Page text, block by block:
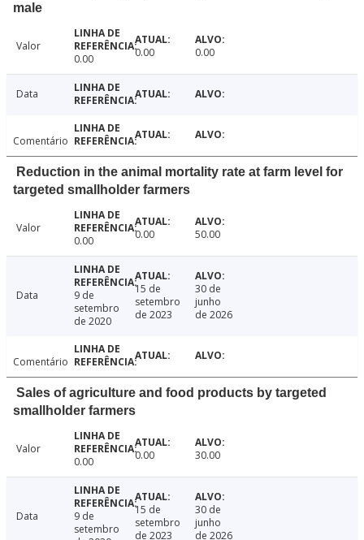
male
Valor
0.00
0.00 0.00
Data
Comentário
Reduction in the animal mortality rate at farm level for
targeted smallholder farmers
Valor
0.00
0.00 50.00
Data
9 de
setembro
de 2020
15 de
setembro
de 2023
30 de
junho
de 2026
Comentário
Sales of agriculture and food products by targeted
smallholder farmers
Valor
0.00
0.00 30.00
Data
9 de
setembro
15 de
setembro
de 2023
30 de
junho
de 2026